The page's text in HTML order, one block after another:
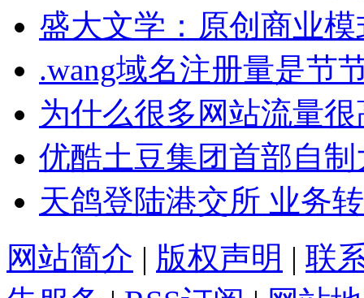
盛大文学：原创商业
.wang域名注册量是节
为什么很多网站流量
优酷土豆集团首部自
天鸽登陆港交所 业务
网站简介 | 版权声明 | 联